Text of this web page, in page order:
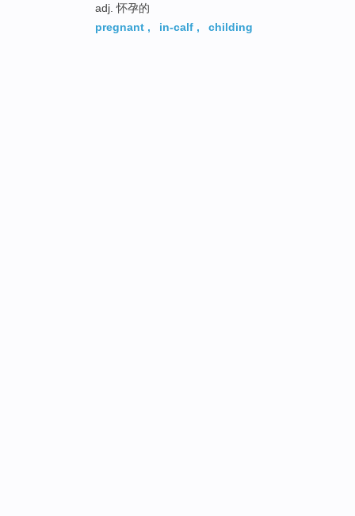
adj. 怀孕的
pregnant , in-calf , childing